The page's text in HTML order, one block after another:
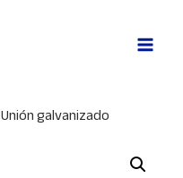
Unión galvanizado